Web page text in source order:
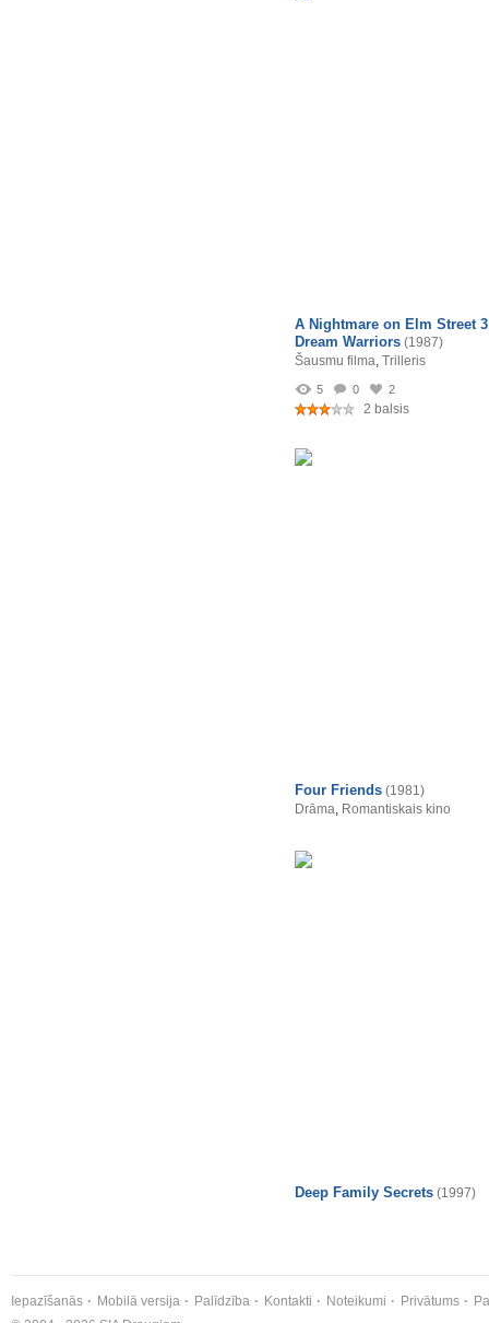
A Nightmare on Elm Street
Dream Warriors (1987)
Šausmu filma, Trilleris
5 0 2
2 balsis
Four Friends (1981)
Drāma, Romantiskais kino
Deep Family Secrets (1997)
Iepazīšanās Mobilā versija Palīdzība Kontakti Noteikumi Privātums